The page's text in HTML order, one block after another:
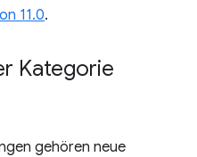
11.0.
Kategorie
gehören neue